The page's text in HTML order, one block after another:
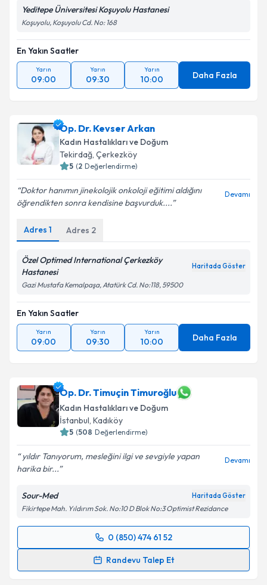
Yeditepe Üniversitesi Koşuyolu Hastanesi
Koşuyolu, Koşuyolu Cd. No: 168
En Yakın Saatler
Yarın
09:00
Yarın
09:30
Yarın
10:00 Daha Fazla
Op. Dr. Kevser Arkan
Kadın Hastalıkları ve Doğum
Tekirdağ, Çerkezköy
5 (2 Değerlendirme)
Doktor hanımın jinekolojik onkoloji eğitimi aldığını
öğrendikten sonra kendisine başvurduk....
Devamı
Adres 1 Adres 2
Özel Optimed International Çerkezköy
Hastanesi
Haritada Göster
Gazi Mustafa Kemalpaşa, Atatürk Cd. No:118, 59500
En Yakın Saatler
Yarın
09:00
Yarın
09:30
Yarın
10:00 Daha Fazla
Op. Dr. Timuçin Timuroğlu
Kadın Hastalıkları ve Doğum
İstanbul, Kadıköy
5 (508 Değerlendirme)
yıldır Tanıyorum, mesleğini ilgi ve sevgiyle yapan
harika bir...
Devamı
Sour-Med Haritada Göster
Fikirtepe Mah. Yıldırım Sok. No:10 D Blok No:3 Optimist Rezidance
0 (850) 474 61 52
Randevu Talep Et
Randevu Takvimi Talebi